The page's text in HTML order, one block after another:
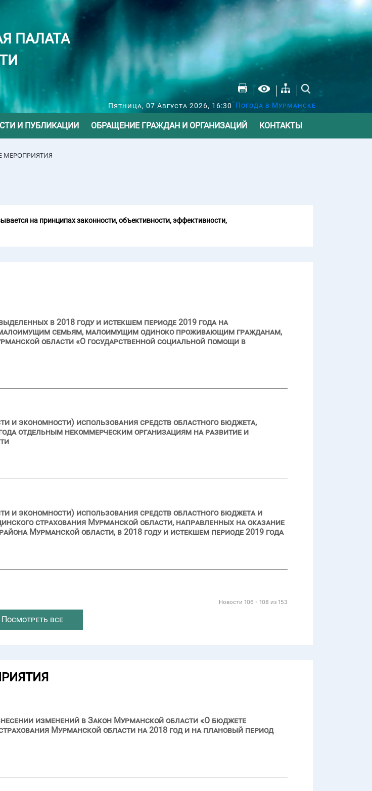
ПАЛАТА
Пятница, 07 Августа 2026, 16:30 Погода в Мурманске
И ПУБЛИКАЦИИ ОБРАЩЕНИЕ ГРАЖДАН И ОРГАНИЗАЦИЙ КОНТАКТЫ
МЕРОПРИЯТИЯ
на принципах законности, объективности, эффективности,
в 2018 году и истекшем периоде 2019 года на
семьям, малоимущим одиноко проживающим гражданам,
области «О государственной социальной помощи в
и экономности) использования средств областного бюджета,
отдельным некоммерческим организациям на развитие и
и экономности) использования средств областного бюджета и
страхования Мурманской области, направленных на оказание
Мурманской области, в 2018 году и истекшем периоде 2019 года
Новости 106 - 108 из 153
Посмотреть все
изменений в Закон Мурманской области «О бюджете
Мурманской области на 2018 год и на плановый период